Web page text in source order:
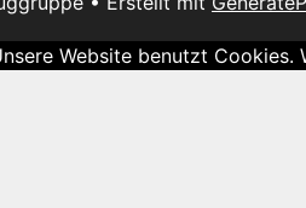
Website benutzt